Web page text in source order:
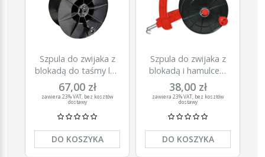
Szpula do zwijaka z
blokadą do taśmy lub
plecionki SUPER,
Kerbl
67,00 zł
zawiera 23% VAT, bez kosztów
dostawy
DO KOSZYKA
Szpula do zwijaka z
blokadą i hamulcem
do taśmy
ogrodzeniowej EURO,
śr. 180 mm, Kerbl
38,00 zł
zawiera 23% VAT, bez kosztów
dostawy
DO KOSZYKA